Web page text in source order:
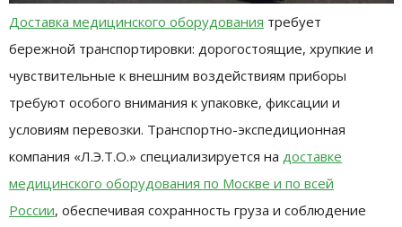
Доставка медицинского оборудования требует
бережной транспортировки: дорогостоящие, хрупкие и
чувствительные к внешним воздействиям приборы
требуют особого внимания к упаковке, фиксации и
условиям перевозки. Транспортно-экспедиционная
компания «Л.Э.Т.О.» специализируется на доставке
медицинского оборудования по Москве и по всей
России, обеспечивая сохранность груза и соблюдение